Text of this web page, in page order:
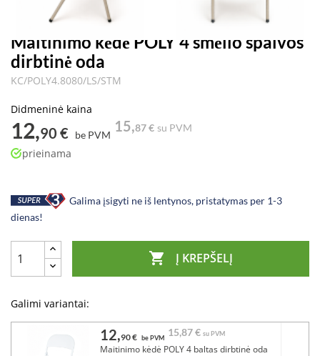
Maitinimo kėdė POLY 4 smėlio spalvos
dirbtinė oda
KC/POLY4.8080/LS/STM
Didmeninė kaina
12,90 € be PVM
15,87 € su PVM
prieinama
Galima įsigyti ne iš lentynos, pristatymas per 1-3
dienas!
 Į KREPŠELĮ
Galimi variantai:
12,90 € be PVM 15,87 € su PVM
Maitinimo kėdė POLY 4 baltas dirbtinė oda